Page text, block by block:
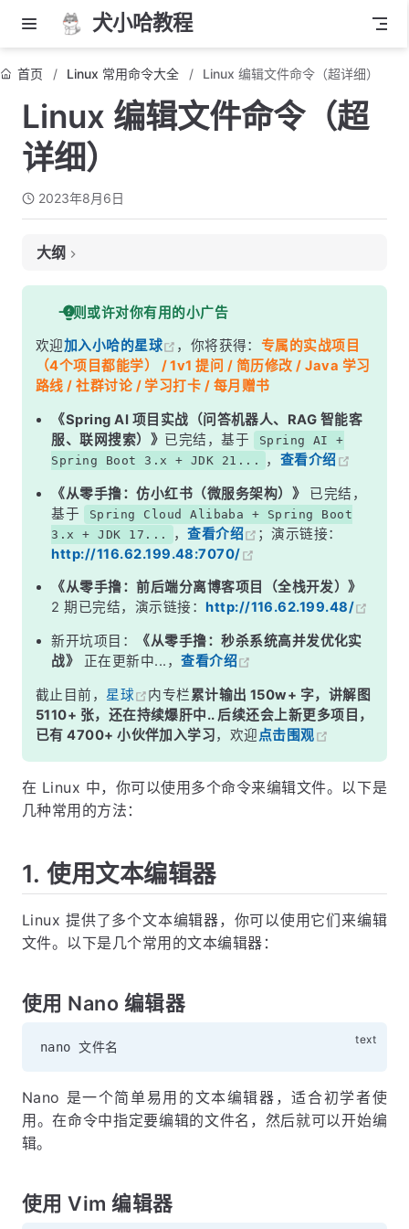
犬小哈教程
首页 Linux 常用命令大全 Linux 编辑文件命令（超详细）
Linux 编辑文件命令（超
详细）
2023年8月6日
大纲
1. 使用文本编辑器
使用 Nano 编辑器
使用 Vim 编辑器
使用 Emacs 编辑器
2. 使用其他编辑器
注意事项：
一则或许对你有用的小广告
欢迎加入小哈的星球 ，你将获得： 专属的实战项目
（4个项目都能学） / 1v1 提问 / 简历修改 / Java 学习
路线 / 社群讨论 / 学习打卡 / 每月赠书
《Spring AI 项目实战（问答机器人、RAG 智能客
服、联网搜索）》 已完结，基于
Spring AI +
Spring Boot 3.x + JDK 21...
， 查看介绍
《从零手撸：仿小红书（微服务架构）》
已完结，
基于
Spring Cloud Alibaba + Spring Boot
3.x + JDK 17...
，查看介绍
；演示链接：
http://116.62.199.48:7070/
《从零手撸：前后端分离博客项目（全栈开发）》
2 期已完结，演示链接： http://116.62.199.48/
新开坑项目：
《从零手撸：秒杀系统高并发优化实
战》
正在更新中...，查看介绍
截止目前， 星球 内专栏累计输出 150w+ 字，讲解图
5110+ 张，还在持续爆肝中.. 后续还会上新更多项目，
已有 4700+ 小伙伴加入学习，欢迎点击围观
在 Linux 中，你可以使用多个命令来编辑文件。以下是
几种常用的方法：
1. 使用文本编辑器
Linux 提供了多个文本编辑器，你可以使用它们来编辑
文件。以下是几个常用的文本编辑器：
使用 Nano 编辑器
Nano 是一个简单易用的文本编辑器，适合初学者使
用。在命令中指定要编辑的文件名，然后就可以开始编
辑。
使用 Vim 编辑器